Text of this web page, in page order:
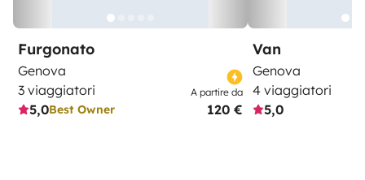
Furgonato
Genova
3 viaggiatori
5,0Best Owner
A partire da
120 €
Van
Genova
4 viaggiatori
5,0